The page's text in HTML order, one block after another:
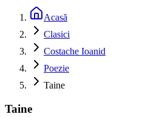
Acasă
Clasici
Costache Ioanid
Poezie
Taine
Taine